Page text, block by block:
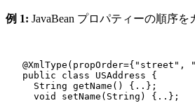
例 1: JavaBean プロパティーの順序
@XmlType(propOrder={"street",
   public class USAddress {
     String getName() {..};
     void setName(String) {..};